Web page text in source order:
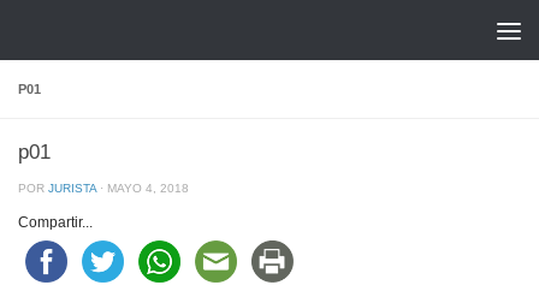
P01
p01
POR JURISTA · MAYO 4, 2018
Compartir...